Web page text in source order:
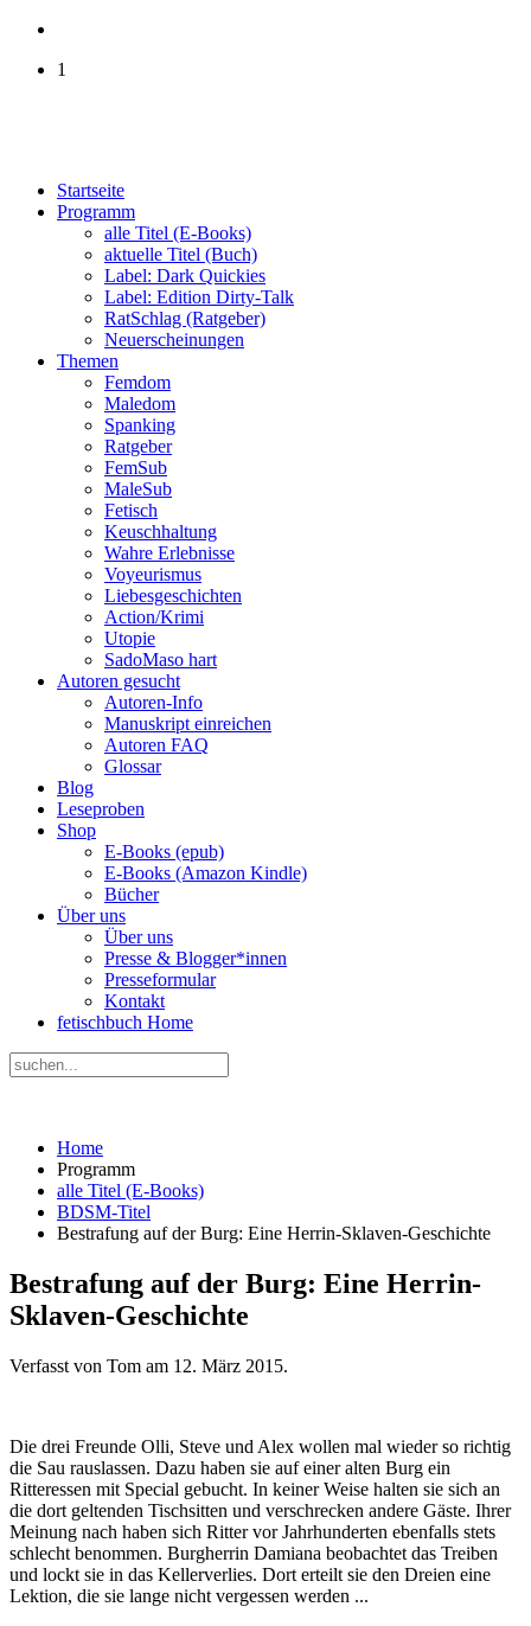
1
Startseite
Programm
alle Titel (E-Books)
aktuelle Titel (Buch)
Label: Dark Quickies
Label: Edition Dirty-Talk
RatSchlag (Ratgeber)
Neuerscheinungen
Themen
Femdom
Maledom
Spanking
Ratgeber
FemSub
MaleSub
Fetisch
Keuschhaltung
Wahre Erlebnisse
Voyeurismus
Liebesgeschichten
Action/Krimi
Utopie
SadoMaso hart
Autoren gesucht
Autoren-Info
Manuskript einreichen
Autoren FAQ
Glossar
Blog
Leseproben
Shop
E-Books (epub)
E-Books (Amazon Kindle)
Bücher
Über uns
Über uns
Presse & Blogger*innen
Presseformular
Kontakt
fetischbuch Home
Home
Programm
alle Titel (E-Books)
BDSM-Titel
Bestrafung auf der Burg: Eine Herrin-Sklaven-Geschichte
Bestrafung auf der Burg: Eine Herrin-
Sklaven-Geschichte
Verfasst von Tom am 12. März 2015.
Die drei Freunde Olli, Steve und Alex wollen mal wieder so richtig
die Sau rauslassen. Dazu haben sie auf einer alten Burg ein
Ritteressen mit Special gebucht. In keiner Weise halten sie sich an
die dort geltenden Tischsitten und verschrecken andere Gäste. Ihrer
Meinung nach haben sich Ritter vor Jahrhunderten ebenfalls stets
schlecht benommen. Burgherrin Damiana beobachtet das Treiben
und lockt sie in das Kellerverlies. Dort erteilt sie den Dreien eine
Lektion, die sie lange nicht vergessen werden ...